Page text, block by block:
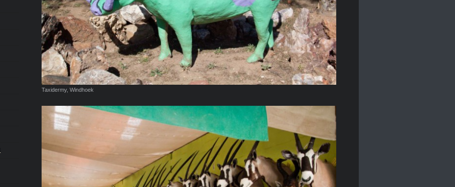
Taxidermy, Windhoek